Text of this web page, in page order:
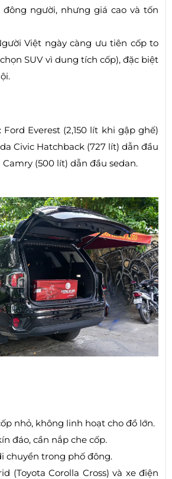
người, nhưng giá cao và tốn
Việt ngày càng ưu tiên cốp to
SUV vì dung tích cốp), đặc biệt
Ford Everest (2,150 lít khi gập ghế)
Civic Hatchback (727 lít) dẫn đầu
Camry (500 lít) dẫn đầu sedan.
nhỏ, không linh hoạt cho đồ lớn.
đáo, cần nắp che cốp.
chuyển trong phố đông.
(Toyota Corolla Cross) và xe điện